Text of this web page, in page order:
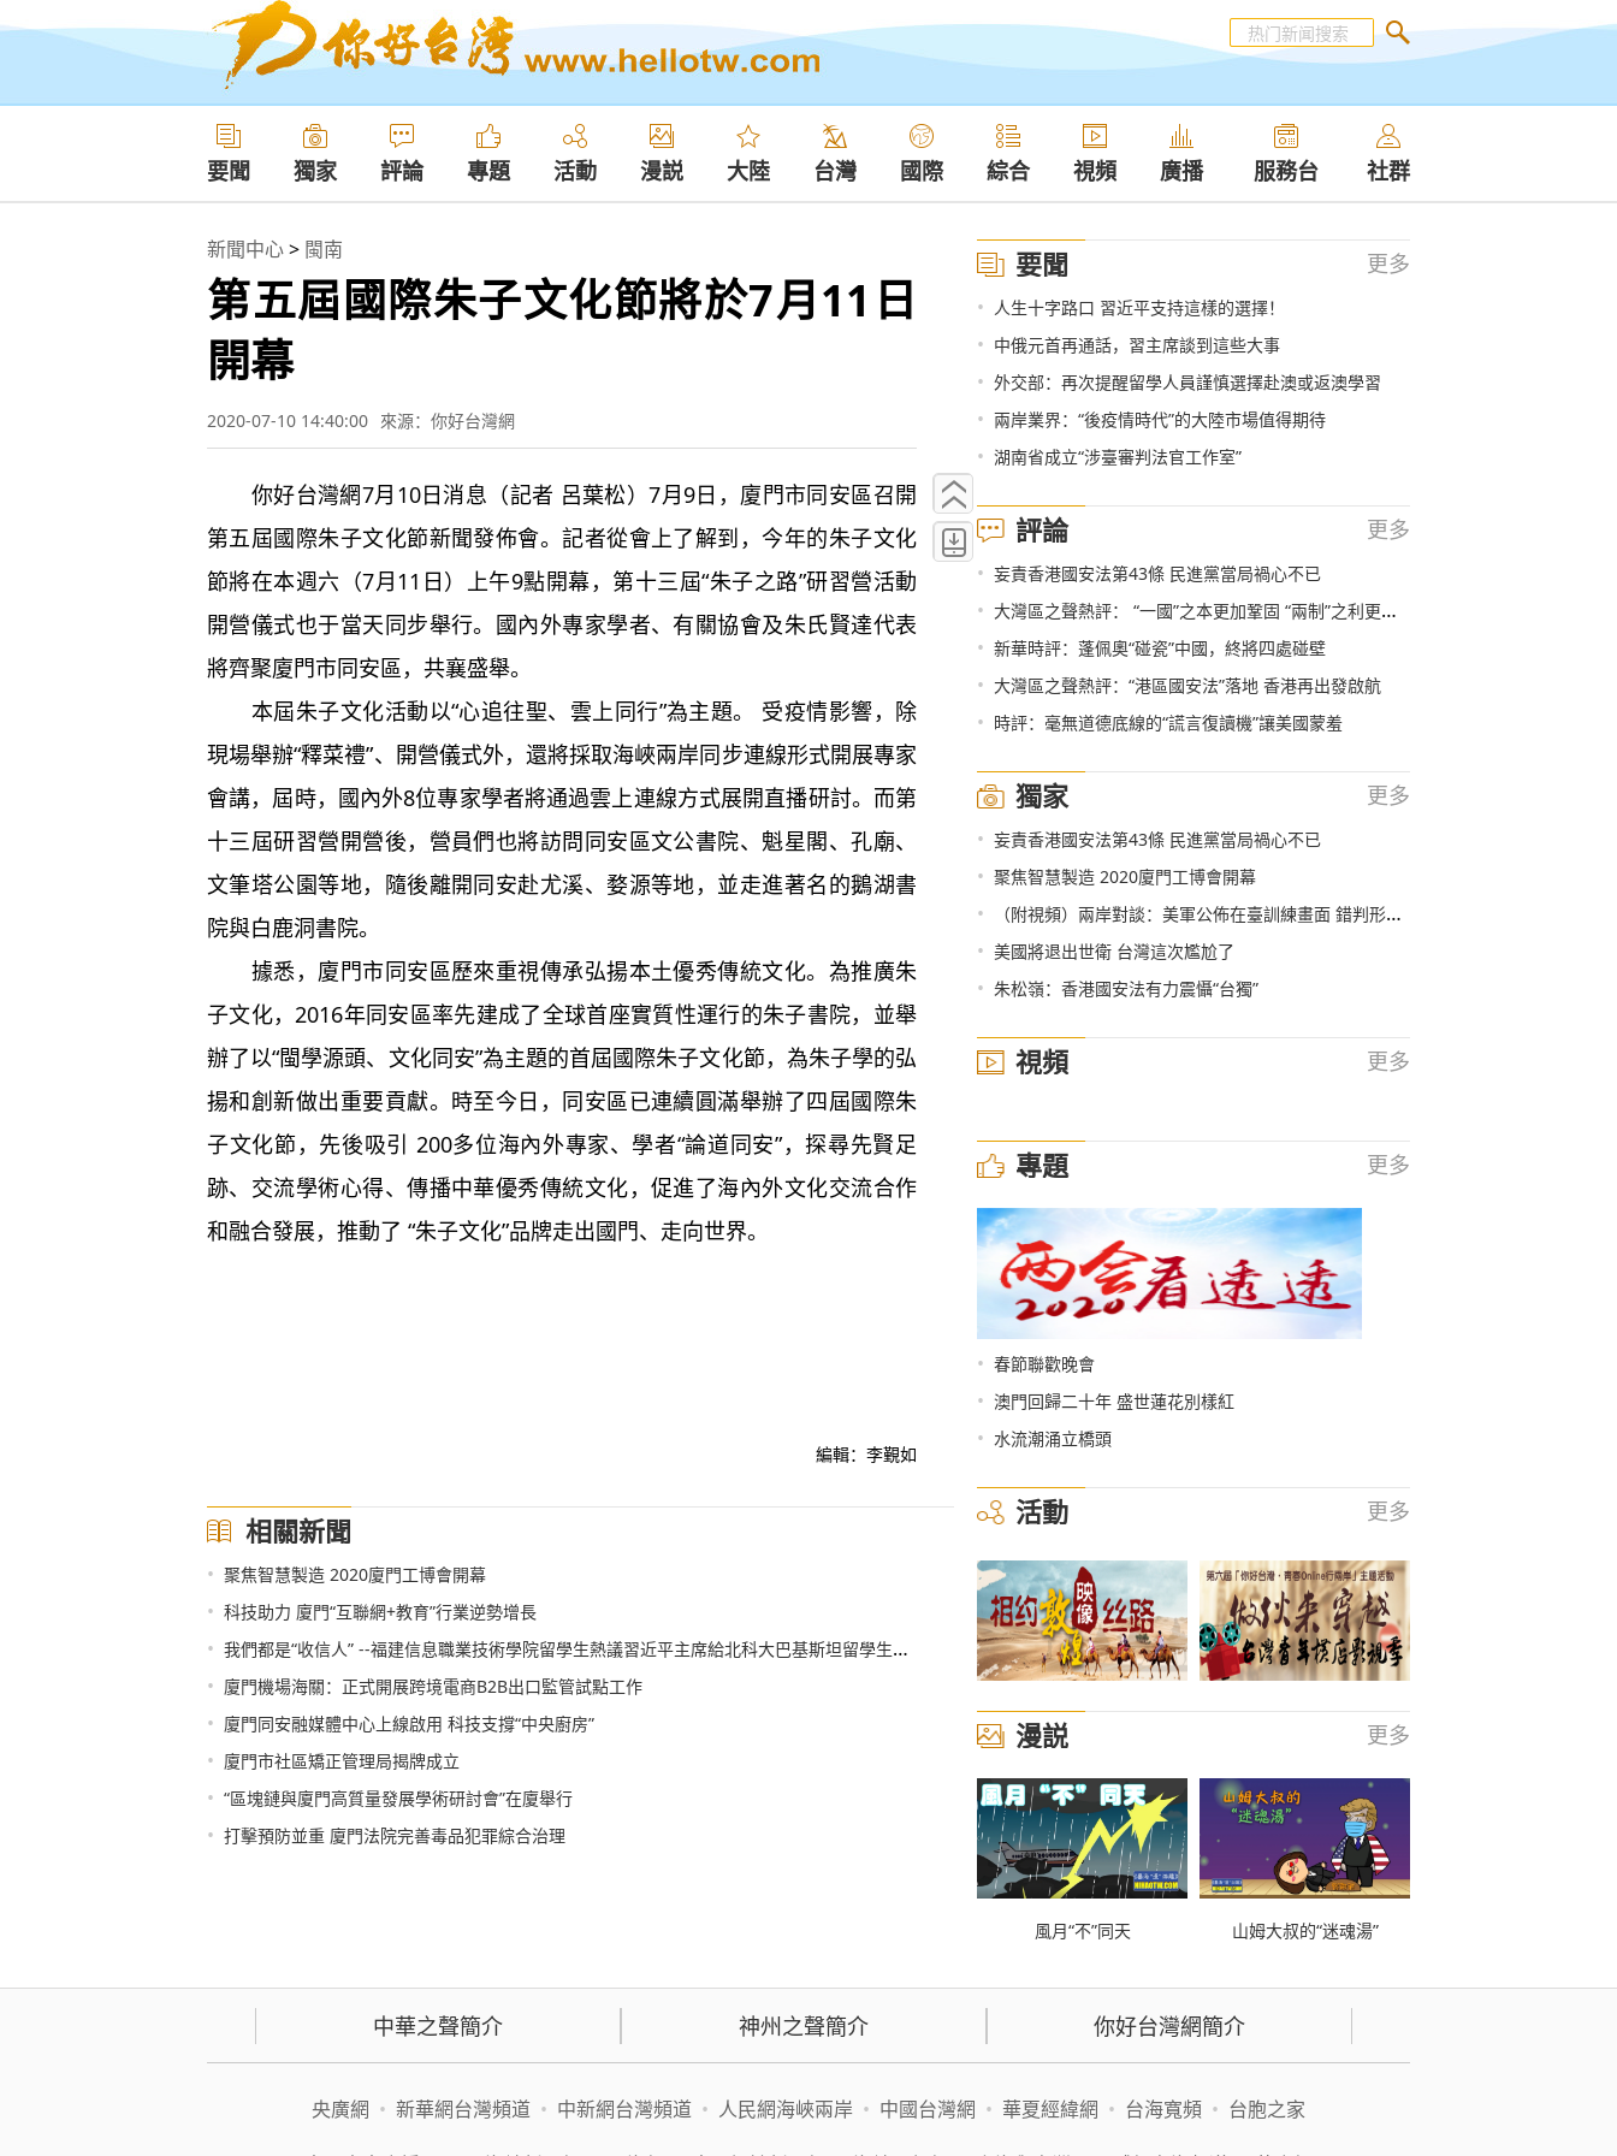
要聞 獨家 評論 專題 活動 漫説 大陸 台灣 國際 綜合 視頻 廣播 服務台 社群
新聞中心> 閩南
第五屆國際朱子文化節將於7月11日
開幕
2020-07-10 14:40:00 來源：你好台灣網
你好台灣網7月10日消息（記者 呂葉松）7月9日，廈門市同安區召開
第五屆國際朱子文化節新聞發佈會。記者從會上了解到，今年的朱子文化
節將在本週六（7月11日）上午9點開幕，第十三屆“朱子之路”研習營活動
開營儀式也于當天同步舉行。國內外專家學者、有關協會及朱氏賢達代表
將齊聚廈門市同安區，共襄盛舉。
本屆朱子文化活動以“心追往聖、雲上同行”為主題。 受疫情影響，除
現場舉辦“釋菜禮”、開營儀式外，還將採取海峽兩岸同步連線形式開展專家
會講，屆時，國內外8位專家學者將通過雲上連線方式展開直播研討。而第
十三屆研習營開營後，營員們也將訪問同安區文公書院、魁星閣、孔廟、
文筆塔公園等地，隨後離開同安赴尤溪、婺源等地，並走進著名的鵝湖書
院與白鹿洞書院。
據悉，廈門市同安區歷來重視傳承弘揚本土優秀傳統文化。為推廣朱
子文化，2016年同安區率先建成了全球首座實質性運行的朱子書院，並舉
辦了以“閩學源頭、文化同安”為主題的首屆國際朱子文化節，為朱子學的弘
揚和創新做出重要貢獻。時至今日，同安區已連續圓滿舉辦了四屆國際朱
子文化節，先後吸引 200多位海內外專家、學者“論道同安”，探尋先賢足
跡、交流學術心得、傳播中華優秀傳統文化，促進了海內外文化交流合作
和融合發展，推動了 “朱子文化”品牌走出國門、走向世界。
編輯：李覲如
相關新聞
• 聚焦智慧製造 2020廈門工博會開幕
• 科技助力 廈門“互聯網+教育”行業逆勢增長
• 我們都是“收信人” --福建信息職業技術學院留學生熱議習近平主席給北科大巴基斯坦留學生的回信
• 廈門機場海關：正式開展跨境電商B2B出口監管試點工作
• 廈門同安融媒體中心上線啟用 科技支撐“中央廚房”
• 廈門市社區矯正管理局揭牌成立
• “區塊鏈與廈門高質量發展學術研討會”在廈舉行
• 打擊預防並重 廈門法院完善毒品犯罪綜合治理
要聞 更多
• 人生十字路口 習近平支持這樣的選擇！
• 中俄元首再通話，習主席談到這些大事
• 外交部：再次提醒留學人員謹慎選擇赴澳或返澳學習
• 兩岸業界：“後疫情時代”的大陸市場值得期待
• 湖南省成立“涉臺審判法官工作室”
評論 更多
• 妄責香港國安法第43條 民進黨當局禍心不已
• 大灣區之聲熱評： “一國”之本更加鞏固 “兩制”之利更加彰顯
• 新華時評：蓬佩奧“碰瓷”中國，終將四處碰壁
• 大灣區之聲熱評：“港區國安法”落地 香港再出發啟航
• 時評：毫無道德底線的“謊言復讀機”讓美國蒙羞
獨家 更多
• 妄責香港國安法第43條 民進黨當局禍心不已
• 聚焦智慧製造 2020廈門工博會開幕
• （附視頻）兩岸對談：美軍公佈在臺訓練畫面 錯判形勢還是捲入戰爭？
• 美國將退出世衛 台灣這次尷尬了
• 朱松嶺：香港國安法有力震懾“台獨”
視頻 更多
專題 更多
• 春節聯歡晚會
• 澳門回歸二十年 盛世蓮花別樣紅
• 水流潮涌立橋頭
活動 更多
漫説 更多
風月“不”同天 山姆大叔的“迷魂湯”
中華之聲簡介 神州之聲簡介 你好台灣網簡介
央廣網 • 新華網台灣頻道 • 中新網台灣頻道 • 人民網海峽兩岸 • 中國台灣網 • 華夏經緯網 • 台海寬頻 • 台胞之家